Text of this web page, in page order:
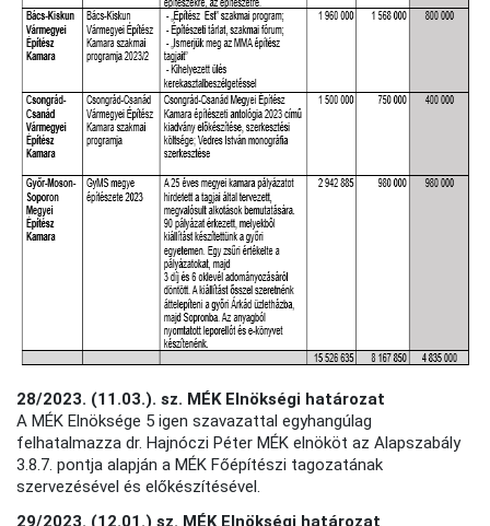
28/2023. (11.03.). sz. MÉK Elnökségi határozat
A MÉK Elnöksége 5 igen szavazattal egyhangúlag
felhatalmazza dr. Hajnóczi Péter MÉK elnököt az Alapszabály
3.8.7. pontja alapján a MÉK Főépítészi tagozatának
szervezésével és előkészítésével.
29/2023. (12.01.) sz. MÉK Elnökségi határozat